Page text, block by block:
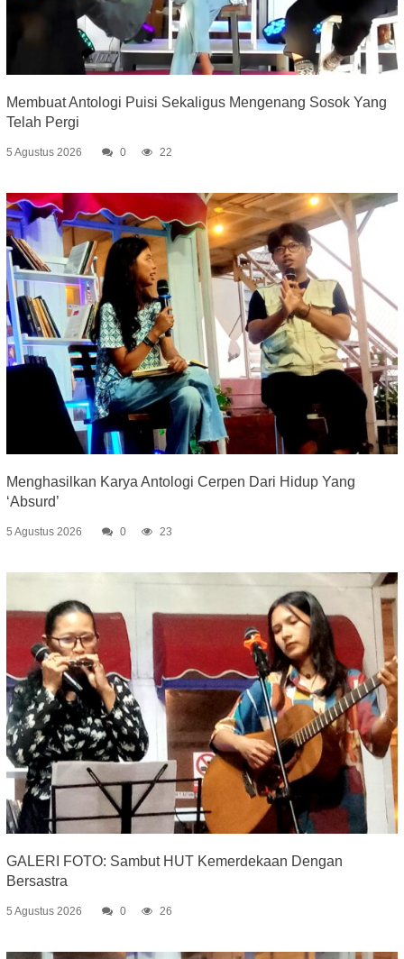
Membuat Antologi Puisi Sekaligus Mengenang Sosok Yang
Telah Pergi
5 Agustus 2026 0 22
Menghasilkan Karya Antologi Cerpen Dari Hidup Yang
‘Absurd’
5 Agustus 2026 0 23
GALERI FOTO: Sambut HUT Kemerdekaan Dengan
Bersastra
5 Agustus 2026 0 26